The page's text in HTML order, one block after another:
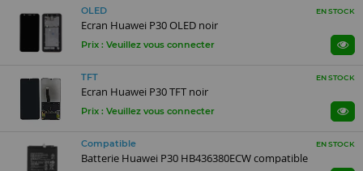
OLED EN STOCK
Ecran Huawei P30 OLED noir
Prix : Veuillez vous connecter
TFT EN STOCK
Ecran Huawei P30 TFT noir
Prix : Veuillez vous connecter
Compatible EN STOCK
Batterie Huawei P30 HB436380ECW compatible